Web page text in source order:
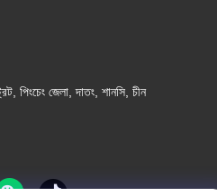
পিংচেং জেলা, দাতং, শানসি, চীন